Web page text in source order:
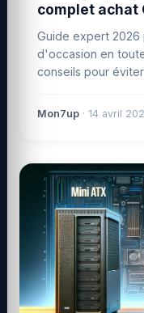
complet achat
Guide expert 2026
d'occasion en
conseils pour
Mon7up · 14 avril